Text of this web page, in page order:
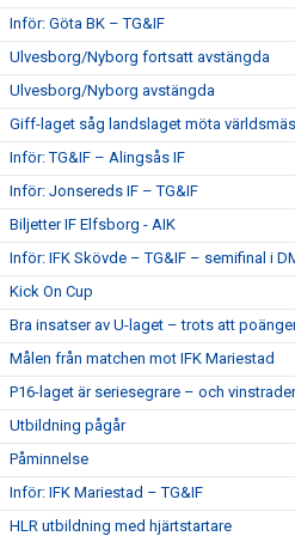
Inför: Göta BK – TG&IF
Ulvesborg/Nyborg fortsatt avstängda
Ulvesborg/Nyborg avstängda
Giff-laget såg landslaget möta
Inför: TG&IF – Alingsås IF
Inför: Jonsereds IF – TG&IF
Biljetter IF Elfsborg - AIK
Inför: IFK Skövde – TG&IF – semifinal i
Kick On Cup
Bra insatser av U-laget – trots att
Målen från matchen mot IFK Mariestad
P16-laget är seriesegrare – och
Utbildning pågår
Påminnelse
Inför: IFK Mariestad – TG&IF
HLR utbildning med hjärtstartare